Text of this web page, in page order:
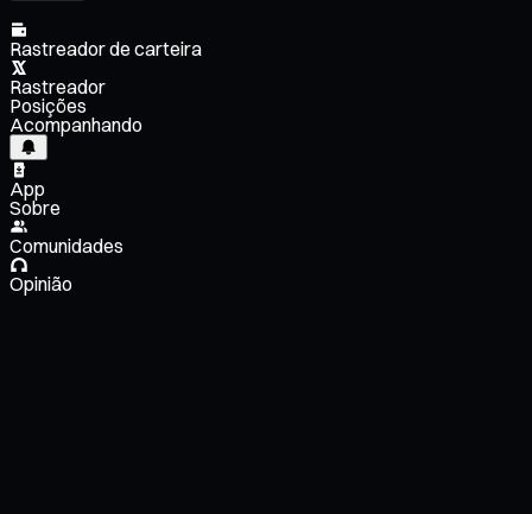
Rastreador de carteira
Rastreador
Posições
Acompanhando
App
Sobre
Comunidades
Opinião